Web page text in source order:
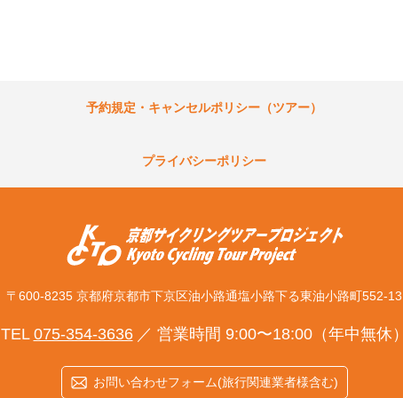
予約規定・キャンセルポリシー（ツアー）
プライバシーポリシー
〒600-8235 京都府京都市下京区油小路通塩小路下る東油小路町552-13
TEL 075-354-3636 営業時間 9:00〜18:00（年中無休
お問い合わせフォーム(旅行関連業者様含む)